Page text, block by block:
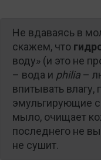
Не вдаваясь в
скажем, что
воду» (и это не
– вода и philia –
впитывать влагу,
эмульгирующие
мыло, очищает
последнего не
не сушит.